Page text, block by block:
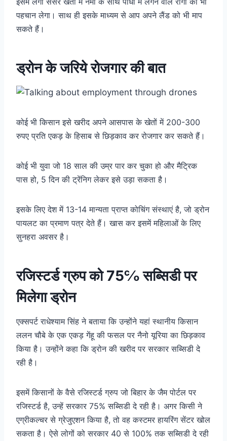
पहचान लेगा। साथ ही इसके माध्यम से आप अपने लैंड को भी माप
सकते हैं।
ड्रोन के जरिये रोजगार की बात
कोई भी किसान इसे खरीद अपने आसपास के खेतों में 200-300
रुपए प्रति एकड़ के हिसाब से छिड़काव कर रोजगार कर सकते हैं।
कोई भी युवा जो 18 साल की उम्र पार कर चुका हो और मैट्रिक
पास हो, 5 दिन की ट्रेंनिग लेकर इसे उड़ा सकता है।
इसके लिए देश में 13-14 मान्यता प्राप्त कोचिंग संस्थाएं है, जो ड्रोन
पायलट का प्रमाण पत्र देते हैं। खास कर इसमें महिलाओं के लिए
सुनहरा अवसर है।
रजिस्टर्ड ग्रुप को 75℅ सब्सिडी पर
मिलेगा ड्रोन
एक्सपर्ट राधेश्याम सिंह ने बताया कि उन्होंने यहां स्थानीय किसान
ललन चौबे के एक एकड़ गेंहू की फसल पर नैनो यूरिया का छिड़काव
किया है। उन्होंने कहा कि ड्रोन की खरीद पर सरकार सब्सिडी दे
रही है।
इसमें किसानों के वैसे रजिस्टर्ड ग्रुप जो बिहार के जैम पोर्टल पर
रजिस्टर्ड है, उन्हें सरकार 75% सब्सिडी दे रही है। अगर किसी ने
एग्रीकल्चर से ग्रेजुएशन किया है, तो वह कस्टमर हायरिंग सेंटर खोल
सकता है। ऐसे लोगों को सरकार 40 से 100% तक सब्सिडी दे रही